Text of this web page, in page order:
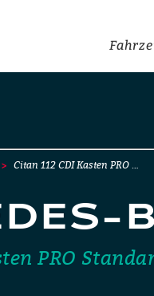
Citan 112 CDI Kasten PRO …
PRO